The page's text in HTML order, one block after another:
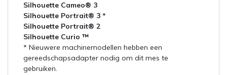
Silhouette Cameo® 3
Silhouette Portrait® 3 *
Silhouette Portrait® 2
Silhouette Curio ™
* Nieuwere machinemodellen hebben een
gereedschapsadapter nodig om dit mes te
gebruiken.